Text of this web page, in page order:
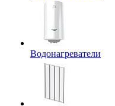
Водонагреватели